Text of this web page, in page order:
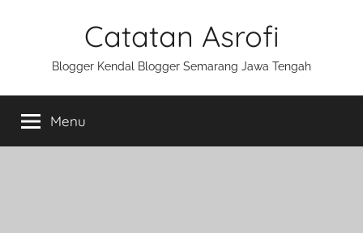
Catatan Asrofi
Blogger Kendal Blogger Semarang Jawa Tengah
Menu